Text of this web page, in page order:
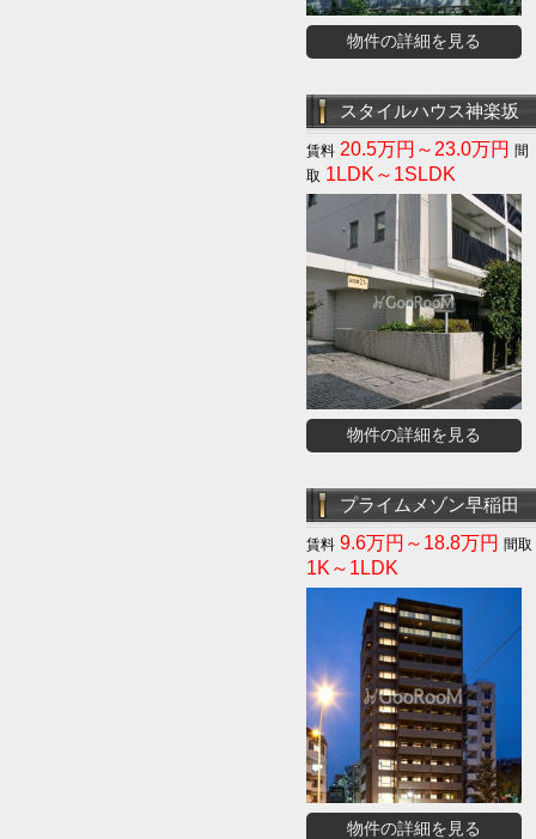
物件の詳細を見る
スタイルハウス神楽坂
20.5万円～23.0万円
1LDK～1SLDK
物件の詳細を見る
プライムメゾン早稲田
9.6万円～18.8万円
1K～1LDK
物件の詳細を見る